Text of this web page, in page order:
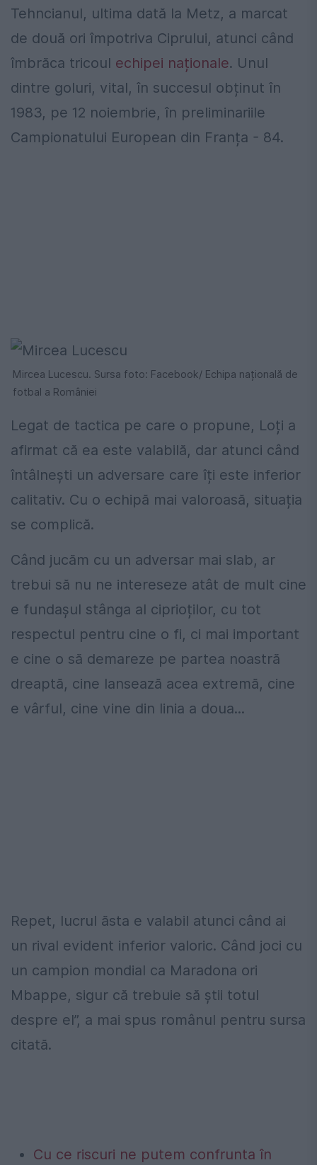
Tehncianul, ultima dată la Metz, a marcat
de două ori împotriva Ciprului, atunci când
îmbrăca tricoul echipei naționale. Unul
dintre goluri, vital, în succesul obținut în
1983, pe 12 noiembrie, în preliminariile
Campionatului European din Franța - 84.
Mircea Lucescu. Sursa foto: Facebook/ Echipa națională de
fotbal a României
Legat de tactica pe care o propune, Loți a
afirmat că ea este valabilă, dar atunci când
întâlnești un adversare care îți este inferior
calitativ. Cu o echipă mai valoroasă, situația
se complică.
Când jucăm cu un adversar mai slab, ar
trebui să nu ne intereseze atât de mult cine
e fundașul stânga al ciprioților, cu tot
respectul pentru cine o fi, ci mai important
e cine o să demareze pe partea noastră
dreaptă, cine lansează acea extremă, cine
e vârful, cine vine din linia a doua...
Repet, lucrul ăsta e valabil atunci când ai
un rival evident inferior valoric. Când joci cu
un campion mondial ca Maradona ori
Mbappe, sigur că trebuie să știi totul
despre el”, a mai spus românul pentru sursa
citată.
Cu ce riscuri ne putem confrunta în